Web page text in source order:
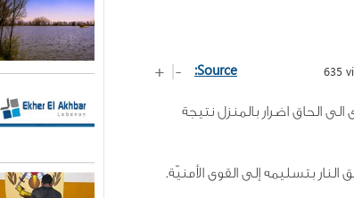
635
Source:
-
|
+
الحاق اضرار بالمنزل نتيجة
بتسليمه إلى القوى الأمنيّة.